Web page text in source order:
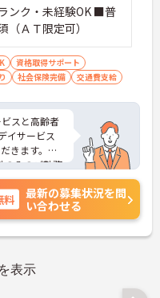
ク・未経験OK ■普
（ＡＴ限定可）
資格取得サポート
社会保険完備 交通費支給
スと高齢者
イサービス
きます。相
のみのご勤務
なくご勤務
ご就業して
せくださ
料
最新の募集状況を問
い合わせる
表示